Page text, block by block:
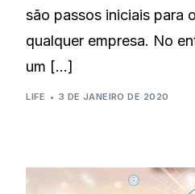
são passos iniciais para
qualquer empresa. No
um […]
LIFE 3 DE JANEIRO DE 2020